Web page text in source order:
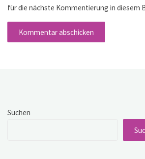
für die nächste Kommentierung in diesem
Suchen